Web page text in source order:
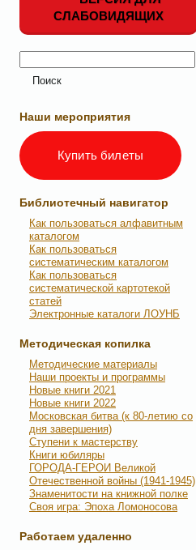
СЛАБОВИДЯЩИХ
Наши мероприятия
Купить билеты
Библиотечный навигатор
Как пользоваться алфавитным
каталогом
Как пользоваться
систематическим каталогом
Как пользоваться
систематической картотекой
статей
Электронные каталоги ЛОУНБ
Методическая копилка
Методические материалы
Наши проекты и программы
Новые книги 2021
Новые книги 2022
Московская битва (к 80-летию со
дня завершения)
Ступени к мастерству
Книги юбиляры
ГОРОДА-ГЕРОИ Великой
Отечественной войны (1941-1945)
Знаменитости на книжной полке
Своя игра: Эпоха Ломоносова
Работаем удаленно